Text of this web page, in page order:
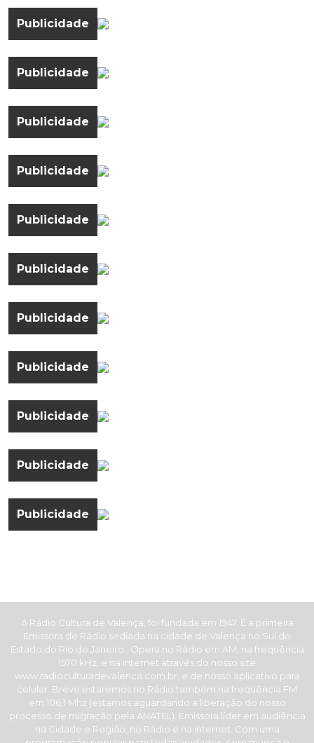
Publicidade
Publicidade
Publicidade
Publicidade
Publicidade
Publicidade
Publicidade
Publicidade
Publicidade
Publicidade
Publicidade
A Rádio Cultura de Valença, foi fundada em 1947. É a primeira
Emissora de Rádio sediada na cidade de Valença no Sul do
Estado do Rio de Janeiro . Opera no Rádio em AM, na freqüência
1570 kHz, e na internet através do nosso site
www.radioculturadevalenca.com.br, e de nosso aplicativo para
celular. Breve estaremos no Rádio também na freqüência FM
em 106,1 Mhz (estamos aguardando a liberação do nosso
processo de migração pela ANATEL). Emissora líder em audiência
na Cidade e Região, no Rádio e na internet. Com uma